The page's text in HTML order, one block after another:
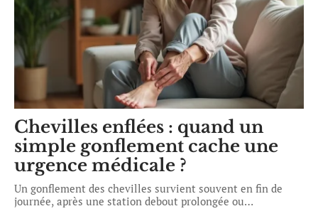
Chevilles enflées : quand un
simple gonflement cache une
urgence médicale ?
Un gonflement des chevilles survient souvent en fin de
journée, après une station debout prolongée ou…